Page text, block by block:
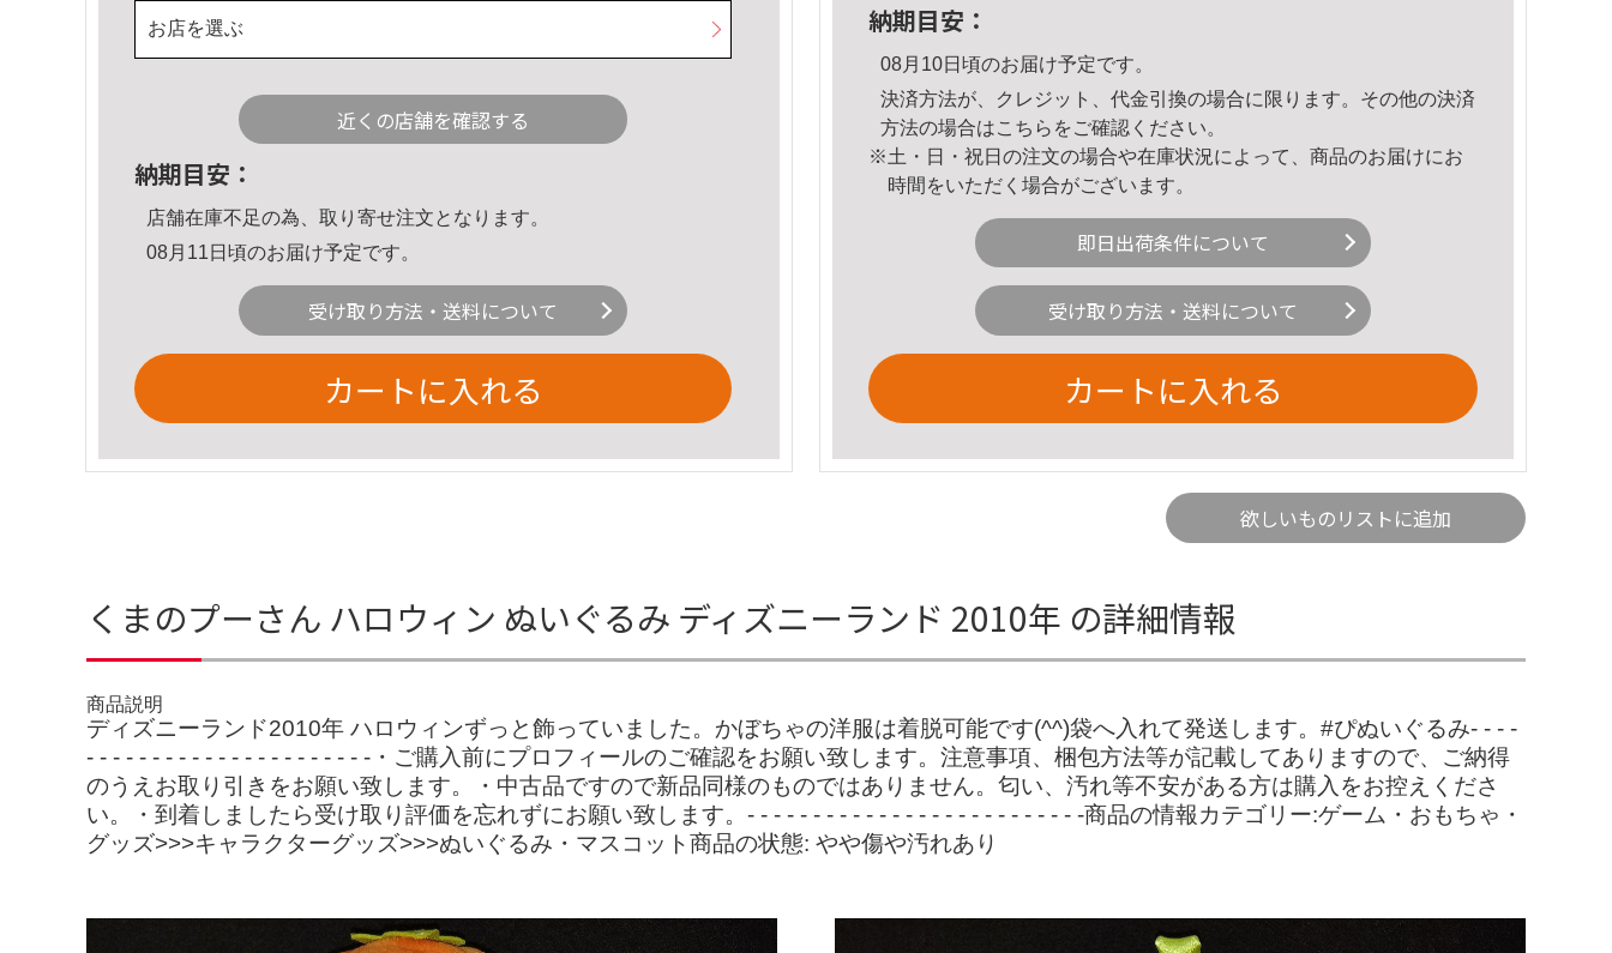
お店を選ぶ
近くの店舗を確認する
納期目安：
店舗在庫不足の為、取り寄せ注文となります。
08月11日頃のお届け予定です。
受け取り方法・送料について
カートに入れる
納期目安：
08月10日頃のお届け予定です。
決済方法が、クレジット、代金引換の場合に限ります。その他の決済
方法の場合はこちら をご確認ください。
※土・日・祝日の注文の場合や在庫状況によって、商品のお届けにお
時間をいただく場合がございます。
即日出荷条件について
受け取り方法・送料について
カートに入れる
欲しいものリストに追加
くまのプーさん ハロウィン ぬいぐるみ ディズニーランド 2010年 の詳細情報
商品説明
ディズニーランド2010年 ハロウィンずっと飾っていました。かぼちゃの洋服は着脱可能です(^^)袋へ入れて発送します。#ぴぬいぐるみ- - - -
- - - - - - - - - - - - - - - - - - - - - -・ご購入前にプロフィールのご確認をお願い致します。注意事項、梱包方法等が記載してありますので、ご納得
のうえお取り引きをお願い致します。・中古品ですので新品同様のものではありません。匂い、汚れ等不安がある方は購入をお控えくださ
い。・到着しましたら受け取り評価を忘れずにお願い致します。- - - - - - - - - - - - - - - - - - - - - - - - - -商品の情報カテゴリー:ゲーム・おもちゃ・
グッズ>>>キャラクターグッズ>>>ぬいぐるみ・マスコット商品の状態: やや傷や汚れあり